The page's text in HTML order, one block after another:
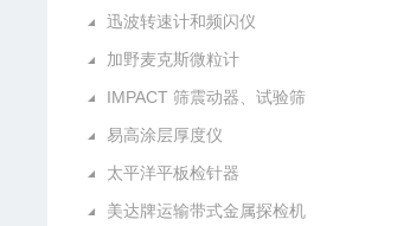
迅波转速计和频闪仪
加野麦克斯微粒计
IMPACT 筛震动器、试验筛
易高涂层厚度仪
太平洋平板检针器
美达牌运输带式金属探检机